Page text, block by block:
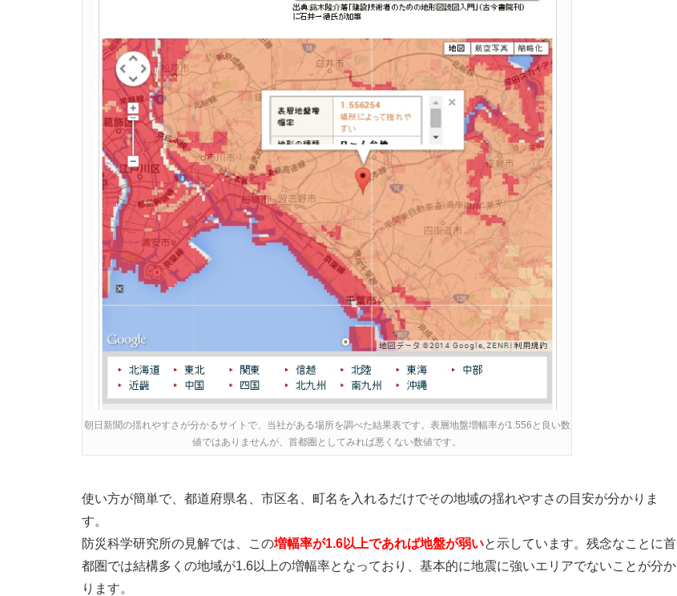
朝日新聞の揺れやすさが分かるサイトで、当社がある場所を調べた結果表です。表層地盤増幅率が1.556と良い数
値ではありませんが、首都圏としてみれば悪くない数値です。
使い方が簡単で、都道府県名、市区名、町名を入れるだけでその地域の揺れやすさの目安が分かりま
す。
防災科学研究所の見解では、この増幅率が1.6以上であれば地盤が弱いと示しています。残念なことに首
都圏では結構多くの地域が1.6以上の増幅率となっており、基本的に地震に強いエリアでないことが分か
ります。